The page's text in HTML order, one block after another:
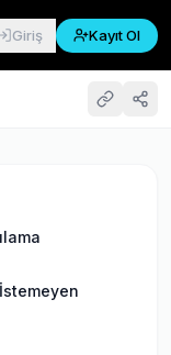
Giriş Kayıt Ol